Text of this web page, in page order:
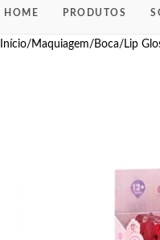
HOME PRODUTOS
Início Maquiagem Boca Lip